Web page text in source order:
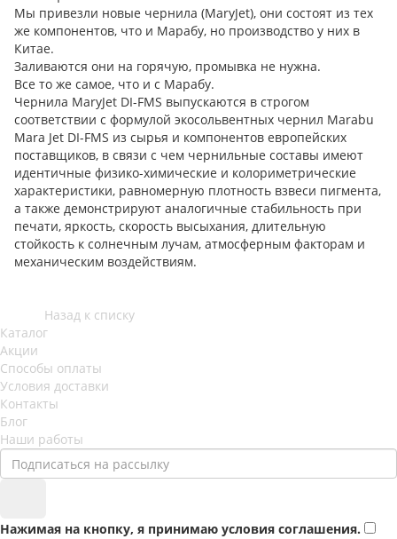
Мы привезли новые чернила (MaryJet), они состоят из тех
же компонентов, что и Марабу, но производство у них в
Китае.
Заливаются они на горячую, промывка не нужна.
Все то же самое, что и с Марабу.
Чернила MaryJet DI-FMS выпускаются в строгом
соответствии с формулой экосольвентных чернил Marabu
Mara Jet DI-FMS из сырья и компонентов европейских
поставщиков, в связи с чем чернильные составы имеют
идентичные физико-химические и колориметрические
характеристики, равномерную плотность взвеси пигмента,
а также демонстрируют аналогичные стабильность при
печати, яркость, скорость высыхания, длительную
стойкость к солнечным лучам, атмосферным факторам и
механическим воздействиям.
Назад к списку
Каталог
Акции
Способы оплаты
Условия доставки
Контакты
Блог
Наши работы
Нажимая на кнопку, я принимаю условия соглашения.